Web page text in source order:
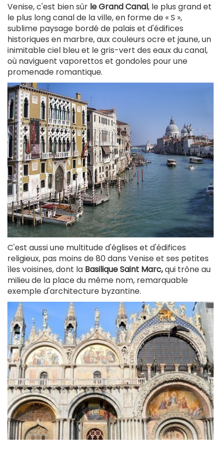
Venise, c'est bien sûr le Grand Canal, le plus grand et
le plus long canal de la ville, en forme de « S »,
sublime paysage bordé de palais et d'édifices
historiques en marbre, aux couleurs ocre et jaune, un
inimitable ciel bleu et le gris-vert des eaux du canal,
où naviguent vaporettos et gondoles pour une
promenade romantique.
C'est aussi une multitude d'églises et d'édifices
religieux, pas moins de 80 dans Venise et ses petites
îles voisines, dont la Basilique Saint Marc,qui trône au
milieu de la place du même nom, remarquable
exemple d'architecture byzantine.